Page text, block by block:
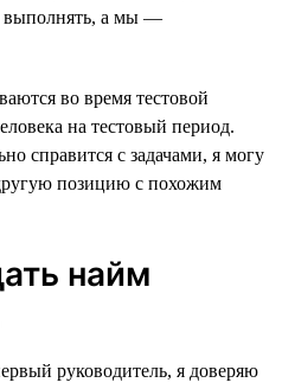
выполнять, а мы —
во время тестовой
на тестовый период.
справится с задачами, я могу
позицию с похожим
найм
руководитель, я доверяю